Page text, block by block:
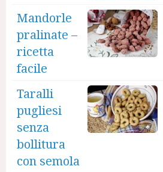
Mandorle
pralinate –
ricetta
facile
Taralli
pugliesi
senza
bollitura
con semola